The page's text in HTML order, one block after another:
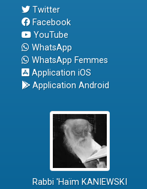
Twitter
Facebook
YouTube
WhatsApp
WhatsApp Femmes
Application iOS
Application Android
Rabbi 'Haïm KANIEWSKI